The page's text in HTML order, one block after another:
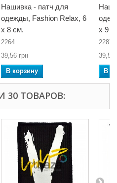
Нашивка - патч для
одежды, Fashion Relax, 6
x 8 см.
2264
39,56 грн
В корзину
x 9
2287
39,56
В
30 ТОВАРОВ: